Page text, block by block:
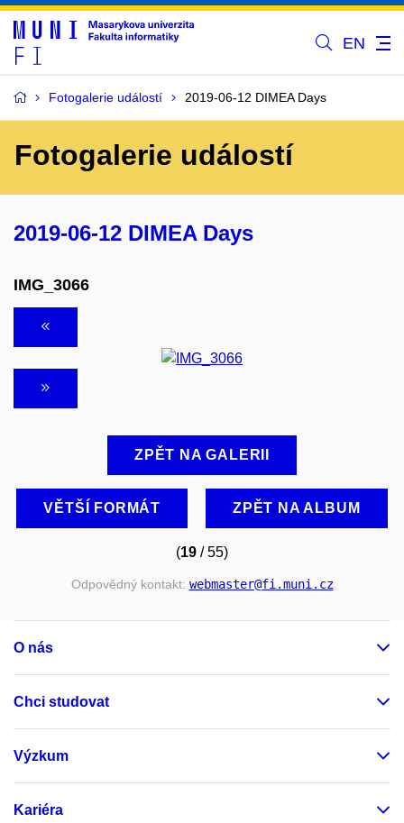
EN
Fotogalerie událostí 2019-06-12 DIMEA Days
Fotogalerie událostí
2019-06-12 DIMEA Days
IMG_3066
ZPĚT NA GALERII
VĚTŠÍ FORMÁT ZPĚT NA ALBUM
(19 / 55)
Odpovědný kontakt: webmaster@fi.muni.cz
O nás
Chci studovat
Výzkum
Kariéra